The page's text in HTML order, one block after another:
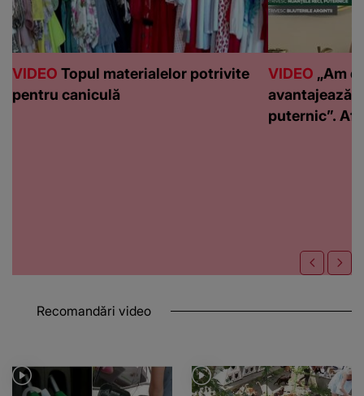
VIDEO Topul materialelor potrivite
pentru caniculă
VIDEO „Am
avantajează
puternic”.
Recomandări video